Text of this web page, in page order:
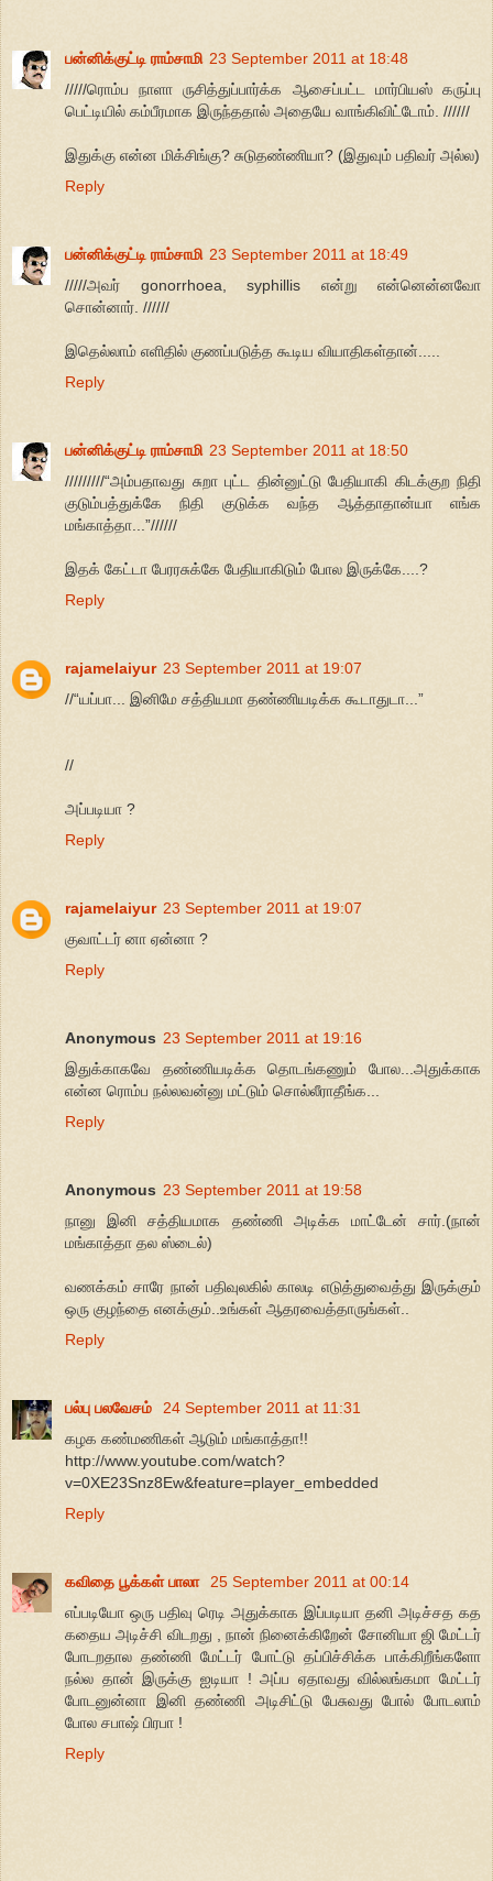
பன்னிக்குட்டி ராம்சாமி 23 September 2011 at 18:48
/////ரொம்ப நாளா ருசித்துப்பார்க்க ஆசைப்பட்ட மார்பியஸ் கருப்பு
பெட்டியில் கம்பீரமாக இருந்ததால் அதையே வாங்கிவிட்டோம். //////
இதுக்கு என்ன மிக்சிங்கு? சுடுதண்ணியா? (இதுவும் பதிவர் அல்ல)
Reply
பன்னிக்குட்டி ராம்சாமி 23 September 2011 at 18:49
/////அவர் gonorrhoea, syphillis என்று என்னென்னவோ
சொன்னார். //////
இதெல்லாம் எளிதில் குணப்படுத்த கூடிய வியாதிகள்தான்.....
Reply
பன்னிக்குட்டி ராம்சாமி 23 September 2011 at 18:50
/////////“அம்பதாவது சுறா புட்ட தின்னுட்டு பேதியாகி கிடக்குற நிதி
குடும்பத்துக்கே நிதி குடுக்க வந்த ஆத்தாதான்யா எங்க
மங்காத்தா...”//////
இதக் கேட்டா பேரரசுக்கே பேதியாகிடும் போல இருக்கே....?
Reply
rajamelaiyur 23 September 2011 at 19:07
//“யப்பா... இனிமே சத்தியமா தண்ணியடிக்க கூடாதுடா...”
//
அப்படியா ?
Reply
rajamelaiyur 23 September 2011 at 19:07
குவாட்டர் னா ஏன்னா ?
Reply
Anonymous 23 September 2011 at 19:16
இதுக்காகவே தண்ணியடிக்க தொடங்கணும் போல...அதுக்காக
என்ன ரொம்ப நல்லவன்னு மட்டும் சொல்லீராதீங்க...
Reply
Anonymous 23 September 2011 at 19:58
நானு இனி சத்தியமாக தண்ணி அடிக்க மாட்டேன் சார்.(நான்
மங்காத்தா தல ஸ்டைல்)
வணக்கம் சாரே நான் பதிவுலகில் காலடி எடுத்துவைத்து இருக்கும்
ஒரு குழந்தை எனக்கும்..உங்கள் ஆதரவைத்தாருங்கள்..
Reply
பல்பு பலவேசம்
24 September 2011 at 11:31
கழக கண்மணிகள் ஆடும் மங்காத்தா!!
http://www.youtube.com/watch?
v=0XE23Snz8Ew&feature=player_embedded
Reply
கவிதை பூக்கள் பாலா
25 September 2011 at 00:14
எப்படியோ ஒரு பதிவு ரெடி அதுக்காக இப்படியா தனி அடிச்சத கத
கதைய அடிச்சி விடறது , நான் நினைக்கிறேன் சோனியா ஜி மேட்டர்
போடறதால தண்ணி மேட்டர் போட்டு தப்பிச்சிக்க பாக்கிறீங்களோ
நல்ல தான் இருக்கு ஐடியா ! அப்ப ஏதாவது வில்லங்கமா மேட்டர்
போடனுன்னா இனி தண்ணி அடிசிட்டு பேசுவது போல் போடலாம்
போல சபாஷ் பிரபா !
Reply